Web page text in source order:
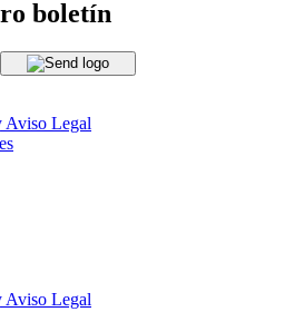
boletín
Aviso Legal
Aviso Legal